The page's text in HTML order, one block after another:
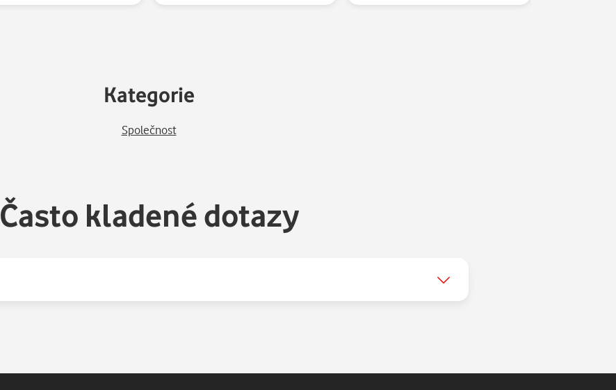
Kategorie
Společnost
Často kladené dotazy